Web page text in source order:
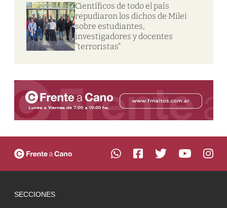
Científicos de todo el país
repudiaron los dichos de Milei
sobre estudiantes,
investigadores y docentes
“terroristas”
SECCIONES